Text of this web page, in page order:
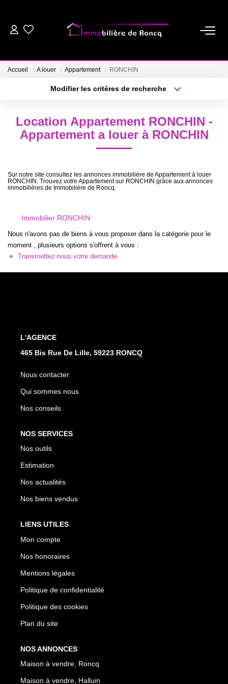
NOTRE AGENCE
CONTACT
Accueil A louer Appartement RONCHIN
Modifier les critères de recherche
Sélectionnez...
Type de bien
Surface min
Créer une alerte
Location Appartement RONCHIN -
Appartement a louer à RONCHIN
Sur notre site consultez les annonces immobilière de Appartement à louer
RONCHIN. Trouvez votre Appartement sur RONCHIN grâce aux annonces
immobilières de Immobilière de Roncq.
Immobilier RONCHIN
Nous n'avons pas de biens à vous proposer dans la catégorie pour le
moment , plusieurs options s'offrent à vous :
Transmettez-nous votre demande
L'AGENCE
465 Bis Rue De Lille, 59223 RONCQ
Nous contacter
Qui sommes nous
Nos conseils
NOS SERVICES
Nos outils
Estimation
Nos actualités
Nos biens vendus
LIENS UTILES
Mon compte
Nos honoraires
Mentions légales
Politique de confidentialité
Politique des cookies
Plan du site
NOS ANNONCES
Maison à vendre, Roncq
Maison à vendre, Halluin